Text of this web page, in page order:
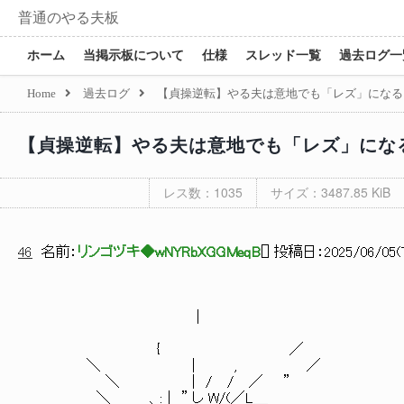
普通のやる夫板
ホーム 当掲示板について 仕様 スレッド一覧 過去ログ
Home 過去ログ 【貞操逆転】やる夫は意地でも「レズ」にな
【貞操逆転】やる夫は意地でも「レズ」に
レス数：1035 サイズ：3487.85 KiB
46 名前： リンゴヅキ◆wNYRbXGGMeqB ] 投稿日： 2025/06/
{ ／
＼ | , ／
＼ | / / ／ ”
＼ 、:｜ ” し W/(／L＿